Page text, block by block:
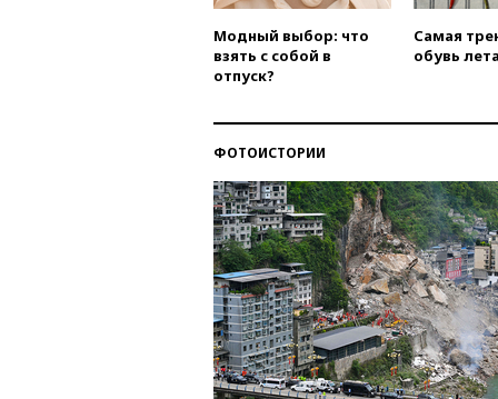
Модный выбор: что
взять с собой в
отпуск?
Самая
обувь
ФОТОИСТОРИИ